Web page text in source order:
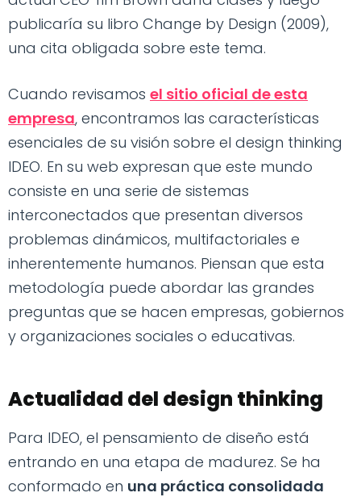
publicaría su libro Change by Design (2009),
una cita obligada sobre este tema.
Cuando revisamos el sitio oficial de esta
empresa, encontramos las características
esenciales de su visión sobre el design thinking
IDEO. En su web expresan que este mundo
consiste en una serie de sistemas
interconectados que presentan diversos
problemas dinámicos, multifactoriales e
inherentemente humanos. Piensan que esta
metodología puede abordar las grandes
preguntas que se hacen empresas, gobiernos
y organizaciones sociales o educativas.
Actualidad del design thinking
Para IDEO, el pensamiento de diseño está
entrando en una etapa de madurez. Se ha
conformado en una práctica consolidada